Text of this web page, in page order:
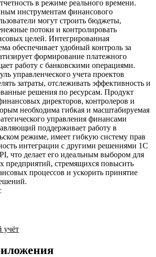
в режиме реального времени.
инструментам финансового
могут строить бюджеты,
потоки и контролировать
целей. Интегрированная
обеспечивает удобный контроль за
формирование платежного
работу с банковскими операциями.
управленческого учета проектов
затраты, отслеживать эффективность и
решения по ресурсам. Продукт
директоров, контролеров и
необходима гибкая и масштабируемая
управления финансами
поддерживает работу в
режиме, имеет гибкую систему прав
интеграции с другими решениями 1С
что делает его идеальным выбором для
предприятий, стремящихся повысить
процессов и ускорить принятие
учёт